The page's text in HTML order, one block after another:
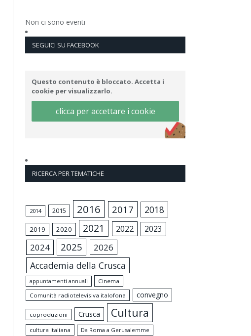
Non ci sono eventi
SEGUICI SU FACEBOOK
Questo contenuto è bloccato. Accetta i
cookie per visualizzarlo.
clicca per accettare i cookie
RICERCA PER TEMATICHE
2014 2015 2016 2017 2018
2019 2020 2021 2022 2023
2024 2025 2026
Accademia della Crusca
appuntamenti annuali
Cinema
Comunità radiotelevisiva italofona
convegno
coproduzioni Crusca Cultura
cultura Italiana Da Roma a Gerusalemme